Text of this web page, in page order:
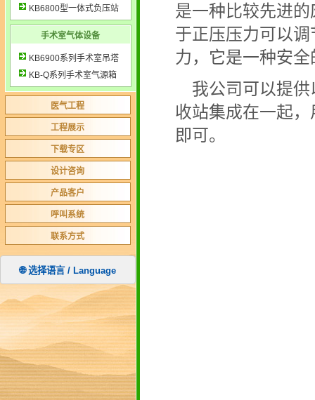
KB6800型一体式负压站
手术室气体设备
KB6900系列手术室吊塔
KB-Q系列手术室气源箱
医气工程
工程展示
下载专区
设计咨询
产品客户
呼叫系统
联系方式
🌐 选择语言 / Language
是一种比较先进
于正压压力可以
力，它是一种安
我公司可以提
收站集成在一起
即可。